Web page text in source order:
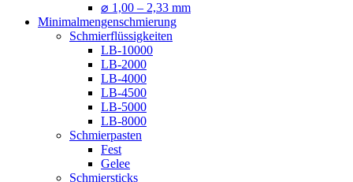
⌀ 1,00 – 2,33 mm
Minimalmengenschmierung
Schmierflüssigkeiten
LB-10000
LB-2000
LB-4000
LB-4500
LB-5000
LB-8000
Schmierpasten
Fest
Gelee
Schmiersticks